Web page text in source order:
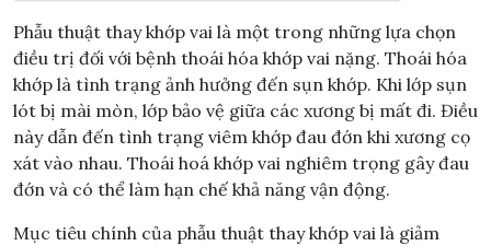
Phẫu thuật thay khớp vai là một trong những lựa chọn
điều trị đối với bệnh thoái hóa khớp vai nặng. Thoái hóa
khớp là tình trạng ảnh hưởng đến sụn khớp. Khi lớp sụn
lót bị mài mòn, lớp bảo vệ giữa các xương bị mất đi. Điều
này dẫn đến tình trạng viêm khớp đau đớn khi xương cọ
xát vào nhau. Thoái hoá khớp vai nghiêm trọng gây đau
đớn và có thể làm hạn chế khả năng vận động.
Mục tiêu chính của phẫu thuật thay khớp vai là giảm